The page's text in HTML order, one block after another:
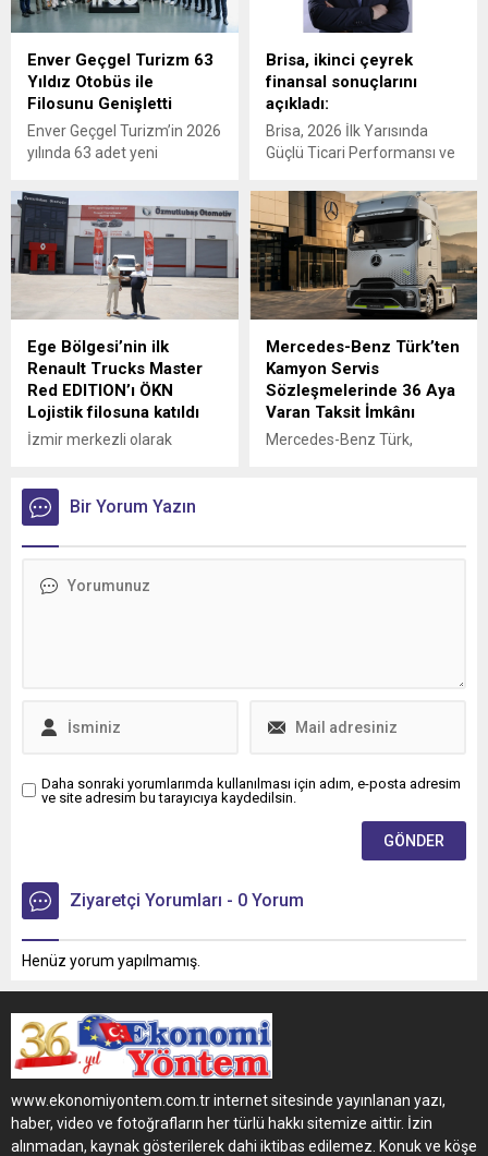
teslimatı gerçekleştirdi.
Enver Geçgel Turizm 63
Yıldız Otobüs ile
Filosunu Genişletti
Enver Geçgel Turizm’in 2026
yılında 63 adet yeni
yatırımı ile, şirketin
filosundaki Mercedes-Benz
araçların oranı yüzde 83’e
ulaştı.
Brisa, ikinci çeyrek
finansal sonuçlarını
açıkladı:
Brisa, 2026 İlk Yarısında
Güçlü Ticari Performansı ve
Finansal Görünümünü
Güçlendirdi
Ege Bölgesi’nin ilk
Renault Trucks Master
Red EDITION’ı ÖKN
Lojistik filosuna katıldı
İzmir merkezli olarak
yürüten ÖKN Lojistik, Ege
Bölgesi'nin ilk Renault
Trucks Master Red EDITION
Mercedes-Benz Türk’ten
Kamyon Servis
Sözleşmelerinde 36 Aya
Varan Taksit İmkânı
Mercedes-Benz Türk,
imkânıyla bakım ve servis
Bir Yorum Yazın
Daha sonraki yorumlarımda kullanılması için adım, e-posta adresim
ve site adresim bu tarayıcıya kaydedilsin.
Ziyaretçi Yorumları - 0 Yorum
Henüz yorum yapılmamış.
www.ekonomiyontem.com.tr internet sitesinde yayınlanan yazı,
haber, video ve fotoğrafların her türlü hakkı sitemize aittir. İzin
alınmadan, kaynak gösterilerek dahi iktibas edilemez. Konuk ve köşe